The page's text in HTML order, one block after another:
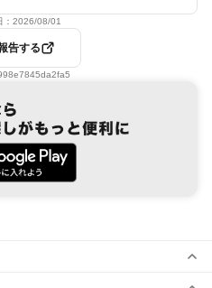
2026/08/01
告する